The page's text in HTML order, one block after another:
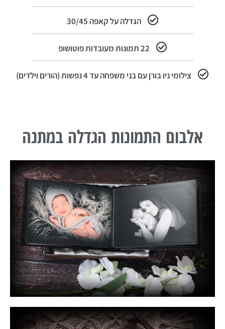
הגדלה על קאפה 30/45
22 תמונות מעובדות פוטושופ
צילומי ניו בורן עם בני משפחה עד 4 נפשות (הורים וילדים)
אלבום התמונות הגדלה במתנה